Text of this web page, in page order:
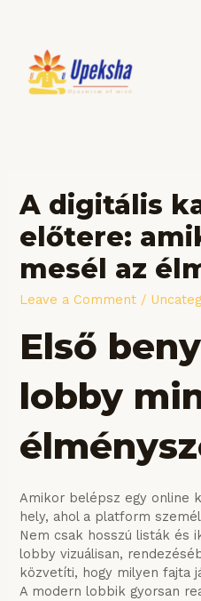
A digitális
előtere:
mesél az
Leave a Comment /
Első
lobby
Amikor belépsz egy online
hely, ahol a platform
Nem csak hosszú listák és
lobby vizuálisan,
közvetíti, hogy milyen fajta
A modern lobbik gyorsan